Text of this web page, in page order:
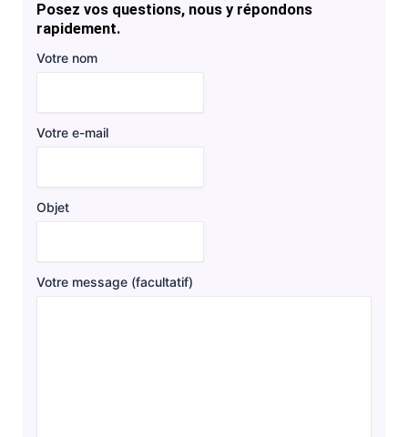
Posez vos questions, nous y répondons
rapidement.
Votre nom
Votre e-mail
Objet
Votre message (facultatif)